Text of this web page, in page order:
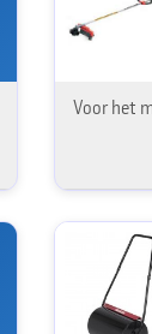
Voor het